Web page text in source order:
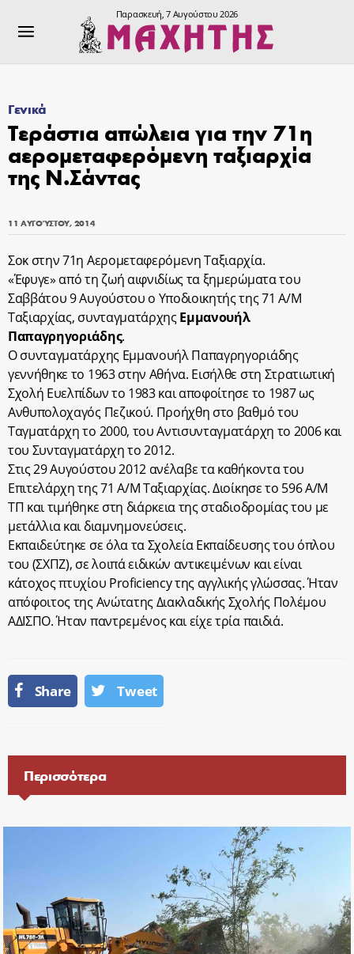
Παρασκευή, 7 Αυγούστου 2026
Γενικά
Τεράστια απώλεια για την 71η
αερομεταφερόμενη ταξιαρχία
της Ν.Σάντας
11 ΑΥΓΟΎΣΤΟΥ, 2014
Σοκ στην 71η Αερομεταφερόμενη Ταξιαρχία.
«Έφυγε» από τη ζωή αιφνιδίως τα ξημερώματα του
Σαββάτου 9 Αυγούστου ο Υποδιοικητής της 71 Α/Μ
Ταξιαρχίας, συνταγματάρχηςΕμμανουήλ
Παπαγρηγοριάδης.
Ο συνταγματάρχης Εμμανουήλ Παπαγρηγοριάδης
γεννήθηκε το 1963 στην Αθήνα. Εισήλθε στη Στρατιωτική
Σχολή Ευελπίδων το 1983 και αποφοίτησε το 1987 ως
Ανθυπολοχαγός Πεζικού. Προήχθη στο βαθμό του
Ταγματάρχη το 2000, του Αντισυνταγματάρχη το 2006 και
του Συνταγματάρχη το 2012.
Στις 29 Αυγούστου 2012 ανέλαβε τα καθήκοντα του
Επιτελάρχη της 71 Α/Μ Ταξιαρχίας. Διοίκησε το 596 Α/Μ
ΤΠ και τιμήθηκε στη διάρκεια της σταδιοδρομίας του με
μετάλλια και διαμνημονεύσεις.
Εκπαιδεύτηκε σε όλα τα Σχολεία Εκπαίδευσης του όπλου
του (ΣΧΠΖ), σε λοιπά ειδικών αντικειμένων και είναι
κάτοχος πτυχίου Proficiency της αγγλικής γλώσσας. Ήταν
απόφοιτος της Ανώτατης Διακλαδικής Σχολής Πολέμου
ΑΔΙΣΠΟ. Ήταν παντρεμένος και είχε τρία παιδιά.
Share Tweet
Περισσότερα